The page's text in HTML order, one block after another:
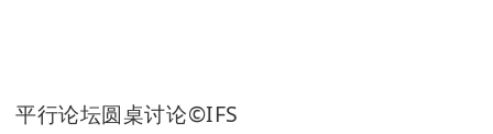
平行论坛圆桌讨论©IFS